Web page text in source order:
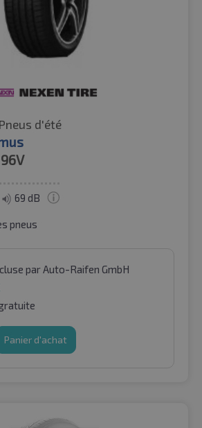
Pneus d'été
96V
69 dB
pneus
par Auto-Raifen GmbH
Panier d'achat